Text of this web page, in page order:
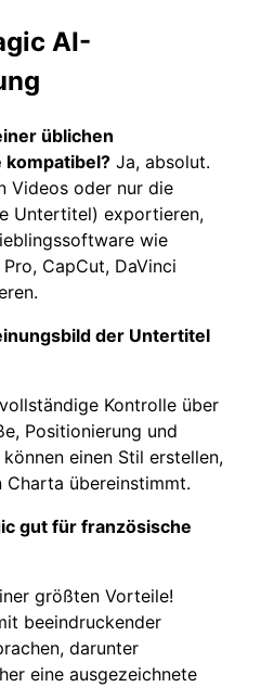
AI-
üblichen
Ja, absolut.
Videos oder nur die
Untertitel) exportieren,
wie
CapCut, DaVinci
der Untertitel
Kontrolle über
Positionierung und
einen Stil erstellen,
übereinstimmt.
gut für französische
größten Vorteile!
beeindruckender
darunter
eine ausgezeichnete